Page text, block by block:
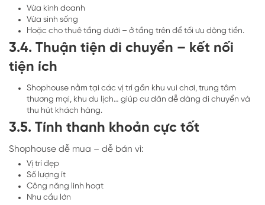
Vừa kinh doanh
Vừa sinh sống
Hoặc cho thuê tầng dưới – ở tầng trên để tối ưu dòng tiền.
3.4. Thuận tiện di chuyển – kết nối
tiện ích
Shophouse nằm tại các vị trí gần khu vui chơi, trung tâm
thương mại, khu du lịch… giúp cư dân dễ dàng di chuyển và
thu hút khách hàng.
3.5. Tính thanh khoản cực tốt
Shophouse dễ mua – dễ bán vì:
Vị trí đẹp
Số lượng ít
Công năng linh hoạt
Nhu cầu lớn